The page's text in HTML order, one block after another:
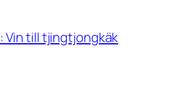
Vin till tjingtjongkäk